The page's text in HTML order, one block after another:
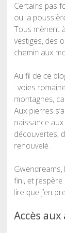
Certains pas
ou la
Tous mènent
vestiges, des
chemin aux
Au fil de ce
: voies
montagnes,
Aux pierres
naissance
découvertes,
renouvelé.
Gwendreams,
fini, et
lire que j’en
Accès